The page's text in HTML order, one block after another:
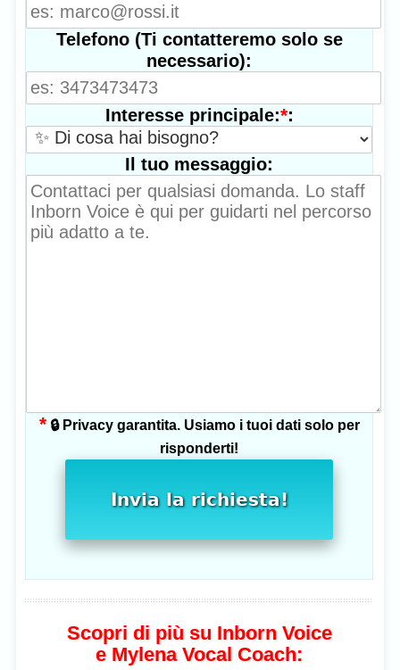
Telefono (Ti contatteremo solo se
necessario):
Interesse principale:*:
Il tuo messaggio:
*🔒 Privacy garantita. Usiamo i tuoi dati solo per
risponderti!
Invia la richiesta!
Scopri di più su Inborn Voice
e Mylena Vocal Coach: